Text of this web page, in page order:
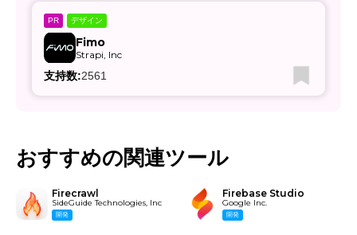
PR デザイン
Fimo
Strapi, Inc
支持数:2561
おすすめの関連ツール
Firecrawl
SideGuide Technologies, Inc
開発
Firebase Studio
Google Inc.
開発